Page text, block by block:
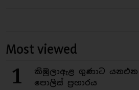
Most viewed
1
කිඹුලාඇළ ගුණාට යනඑන
පොලිස් ප්‍රහාරය